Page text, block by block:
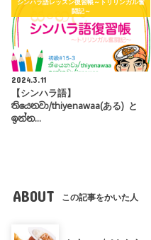
シンハラ語レッスン復習帳～トリリンガル奮
闘記～
2024.3.11
【シンハラ語】
තියෙනවා/thiyenawaa(ある) と
ඉන්න…
ABOUT この記事をかいた人